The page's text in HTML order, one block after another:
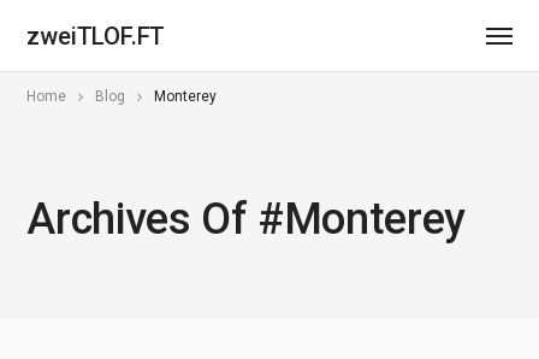
zweiTLOF.FT
Home Blog Monterey
Archives Of #Monterey